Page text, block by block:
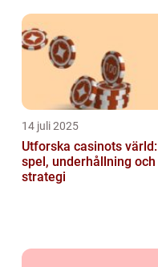
14 juli 2025
Utforska casinots värld:
spel, underhållning och
strategi